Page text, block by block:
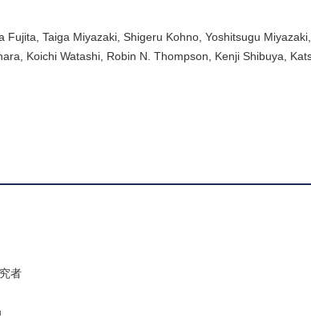
Taiga Miyazaki, Shigeru Kohno, Yoshitsugu
Koichi Watashi, Robin N. Thompson, Kenji Shibuya,
者